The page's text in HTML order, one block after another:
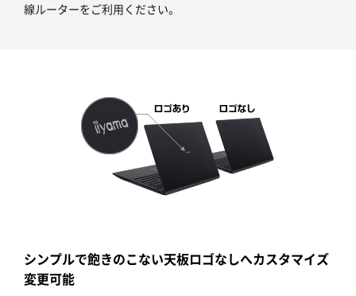
線ルーターをご利用ください。
シンプルで飽きのこない天板ロゴなしへカスタマイズ
変更可能